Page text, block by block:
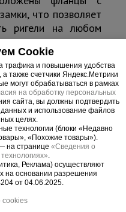
что позволяет
ригели на любом
стали,
для защиты от
Длина 2
до 30 м при
любой толщины в
балок,
Cookie
трафика и повышения удобства
также счетчики Яндекс.Метрики
могут обрабатываться в рамках
на обработку персональных
сайта, вы должны подтвердить
и использование файлов
целях.
технологии (блоки «Недавно
«Похожие товары»).
на странице «Сведения о
.
Реклама) осуществляют
на основании разрешения
от 04.06.2025.
cookies